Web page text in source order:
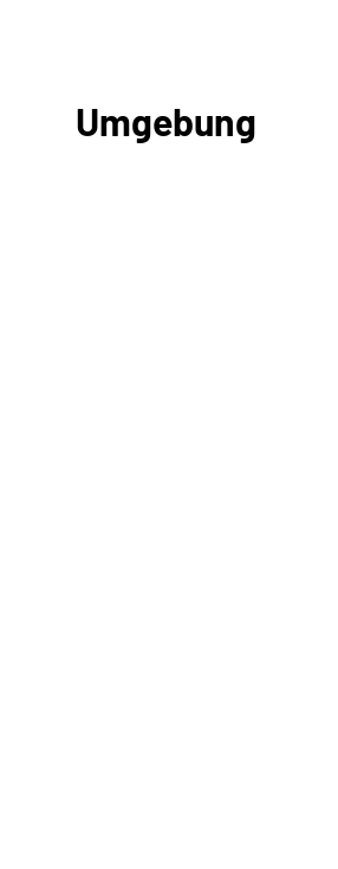
Umgebung